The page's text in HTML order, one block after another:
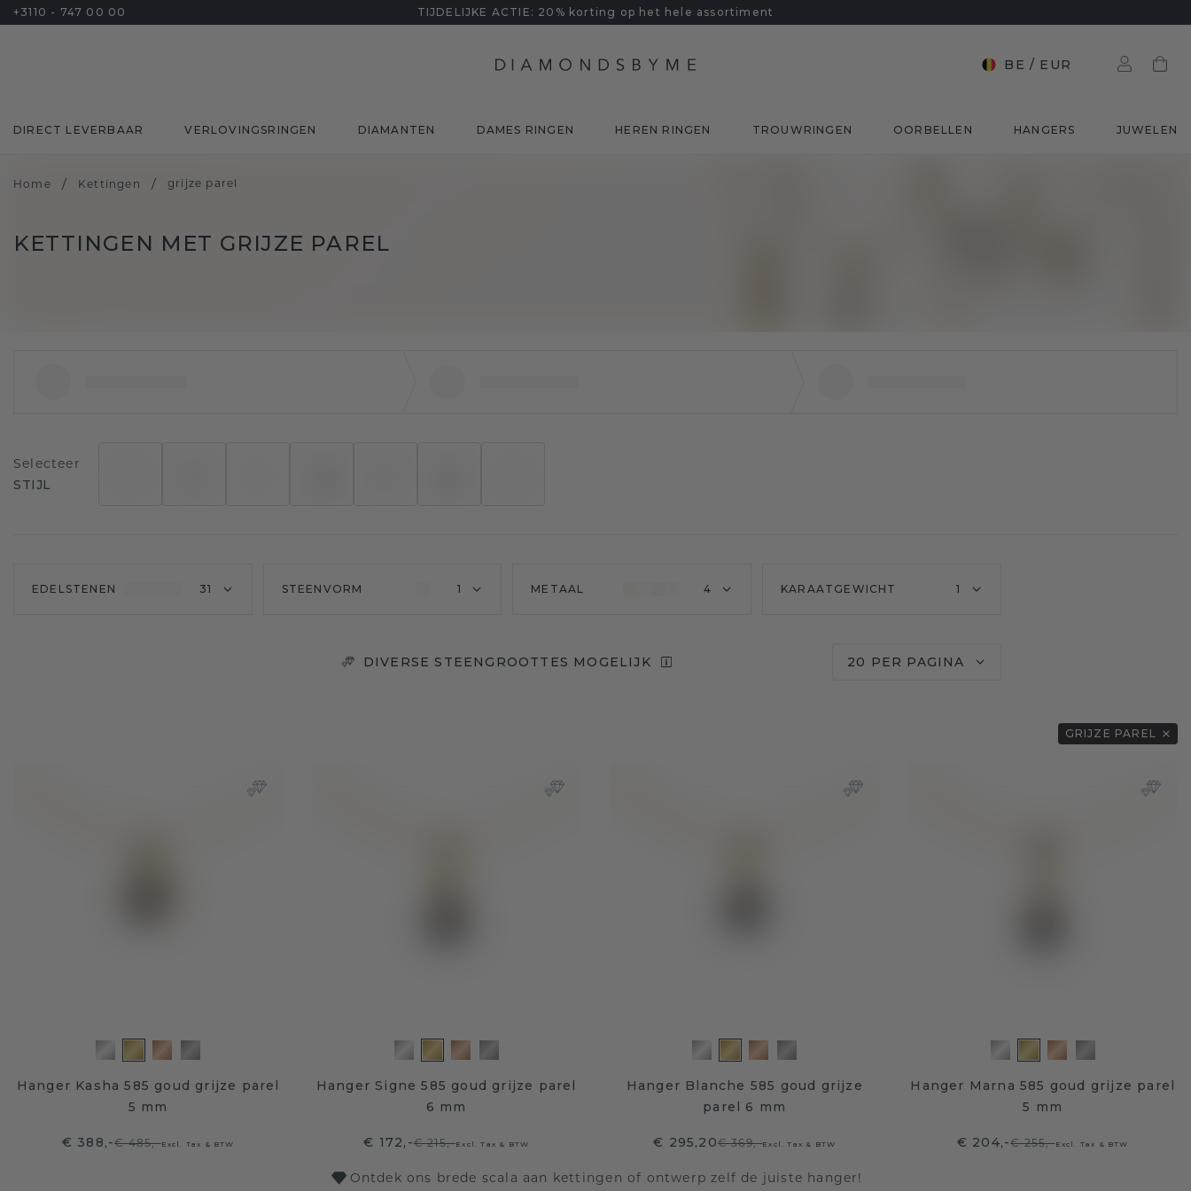
+3110 - 747 00 00 TIJDELIJKE ACTIE: 20% korting op het hele assortiment
BE / EUR
DIRECT LEVERBAAR VERLOVINGSRINGEN DIAMANTEN DAMES RINGEN HEREN RINGEN TROUWRINGEN OORBELLEN HANGERS JUWELEN
Home / Kettingen / grijze parel
KETTINGEN MET GRIJZE PAREL
Selecteer
STIJL
EDELSTENEN 31 STEENVORM 1 METAAL 4 KARAATGEWICHT 1
DIVERSE STEENGROOTTES MOGELIJK 20 PER PAGINA
GRIJZE PAREL
Hanger Kasha 585 goud grijze parel
5 mm
€ 388,-€ 485,-Excl. Tax & BTW
Hanger Signe 585 goud grijze parel
6 mm
€ 172,-€ 215,-Excl. Tax & BTW
Hanger Blanche 585 goud grijze
parel 6 mm
€ 295,20€ 369,-Excl. Tax & BTW
Hanger Marna 585 goud grijze parel
5 mm
€ 204,-€ 255,-Excl. Tax & BTW
Ontdek ons brede scala aan kettingen of ontwerp zelf de juiste hanger!